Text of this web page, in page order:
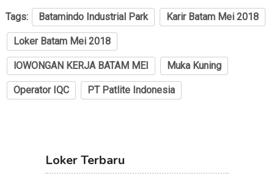
Tags: Batamindo Industrial Park Karir Batam Mei 2018
Loker Batam Mei 2018
lOWONGAN KERJA BATAM MEI Muka Kuning
Operator IQC PT Patlite Indonesia
Loker Terbaru